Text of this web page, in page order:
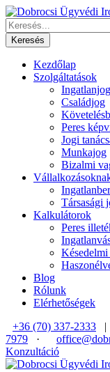
Kezdőlap
Szolgáltatások
Ingatlanjog
Családjog
Peres
Jogi
Munkajog
Bizalmi
Társasági
Kalkulátorok
Peres
Blog
Rólunk
Elérhetőségek
+36 (70) 337-2333
|
7979
·
Konzultáció